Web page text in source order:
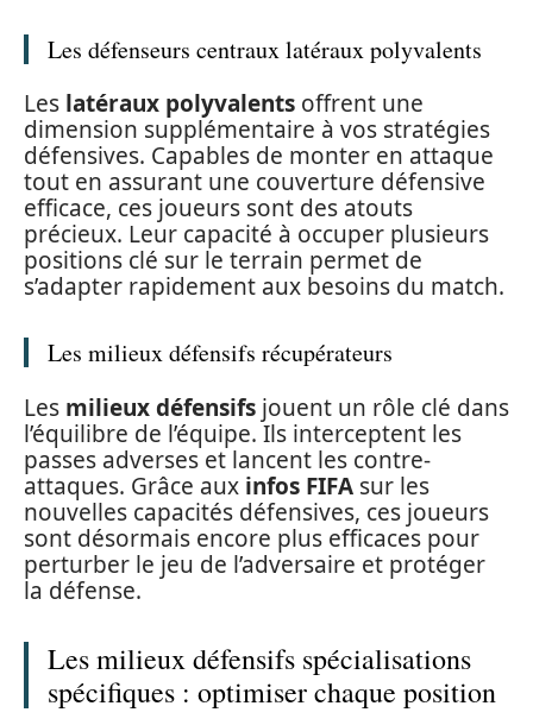
Les défenseurs centraux latéraux polyvalents
Les latéraux polyvalents offrent une
dimension supplémentaire à vos stratégies
défensives. Capables de monter en attaque
tout en assurant une couverture défensive
efficace, ces joueurs sont des atouts
précieux. Leur capacité à occuper plusieurs
positions clé sur le terrain permet de
s’adapter rapidement aux besoins du match.
Les milieux défensifs récupérateurs
Les milieux défensifs jouent un rôle clé dans
l’équilibre de l’équipe. Ils interceptent les
passes adverses et lancent les contre-
attaques. Grâce aux infos FIFA sur les
nouvelles capacités défensives, ces joueurs
sont désormais encore plus efficaces pour
perturber le jeu de l’adversaire et protéger
la défense.
Les milieux défensifs spécialisations
spécifiques : optimiser chaque position